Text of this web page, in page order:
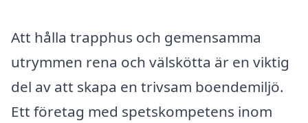
Att hålla trapphus och gemensamma
utrymmen rena och välskötta är en viktig
del av att skapa en trivsam boendemiljö.
Ett företag med spetskompetens inom